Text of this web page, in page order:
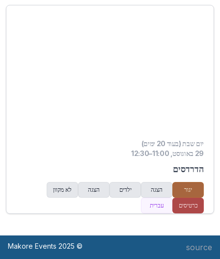
יום שבת (בעוד 20 ימים)
29 באוגוסט, 11:00–12:30
הדרדסים
יגור הצגה ילדים הצגה לא מקוון
כרטיסים עברית
source
© Makore Events 2025